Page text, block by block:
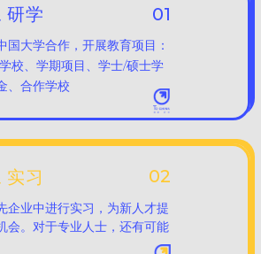
研学
国大学合作，开展教育项目：
校、学期项目、学士/硕士学
、合作学校
01
实习
企业中进行实习，为新人才提
会。对于专业人士，还有可能
02